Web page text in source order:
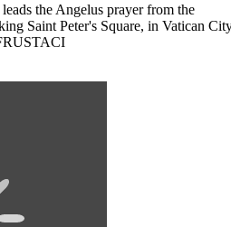
the Angelus prayer from the
Saint Peter's Square, in Vatican